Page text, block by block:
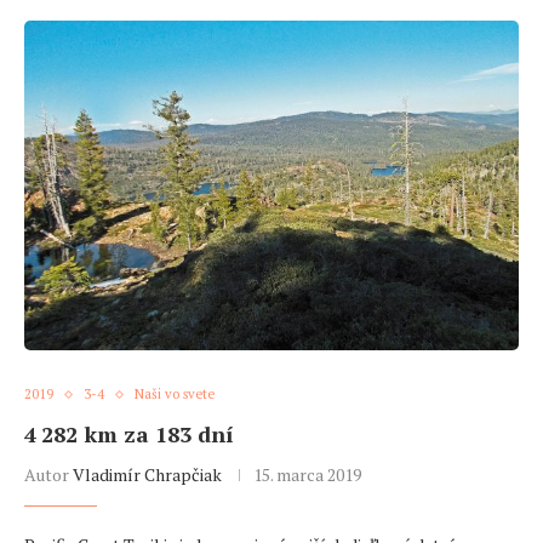
2019 3-4 Naši vo svete
4 282 km za 183 dní
AutorVladimír Chrapčiak 15. marca 2019